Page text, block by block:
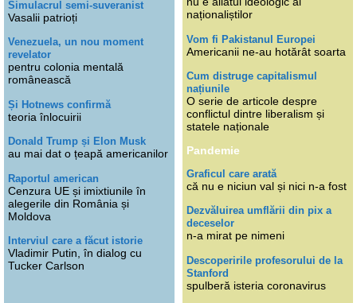
Simulacrul semi-suveranist
Vasalii patrioți
Venezuela, un nou moment
revelator
pentru colonia mentală
românească
Și Hotnews confirmă
teoria înlocuirii
Donald Trump și Elon Musk
au mai dat o țeapă americanilor
Raportul american
Cenzura UE și imixtiunile în
alegerile din România și
Moldova
Interviul care a făcut istorie
Vladimir Putin, în dialog cu
Tucker Carlson
naționaliștilor
Vom fi Pakistanul Europei
Americanii ne-au hotărât soarta
Cum distruge capitalismul
națiunile
O serie de articole despre
conflictul dintre liberalism și
statele naționale
Pandemie
Graficul care arată
că nu e niciun val și nici n-a fost
Dezvăluirea umflării din pix a
deceselor
n-a mirat pe nimeni
Descoperirile profesorului de la
Stanford
spulberă isteria coronavirus